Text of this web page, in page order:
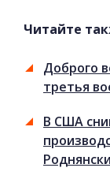
Читайте
Доброго
третья
В США